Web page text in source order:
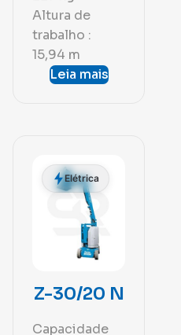
Altura de
trabalho :
15,94 m
Leia mais
Elétrica
Z-30/20 N
Capacidade